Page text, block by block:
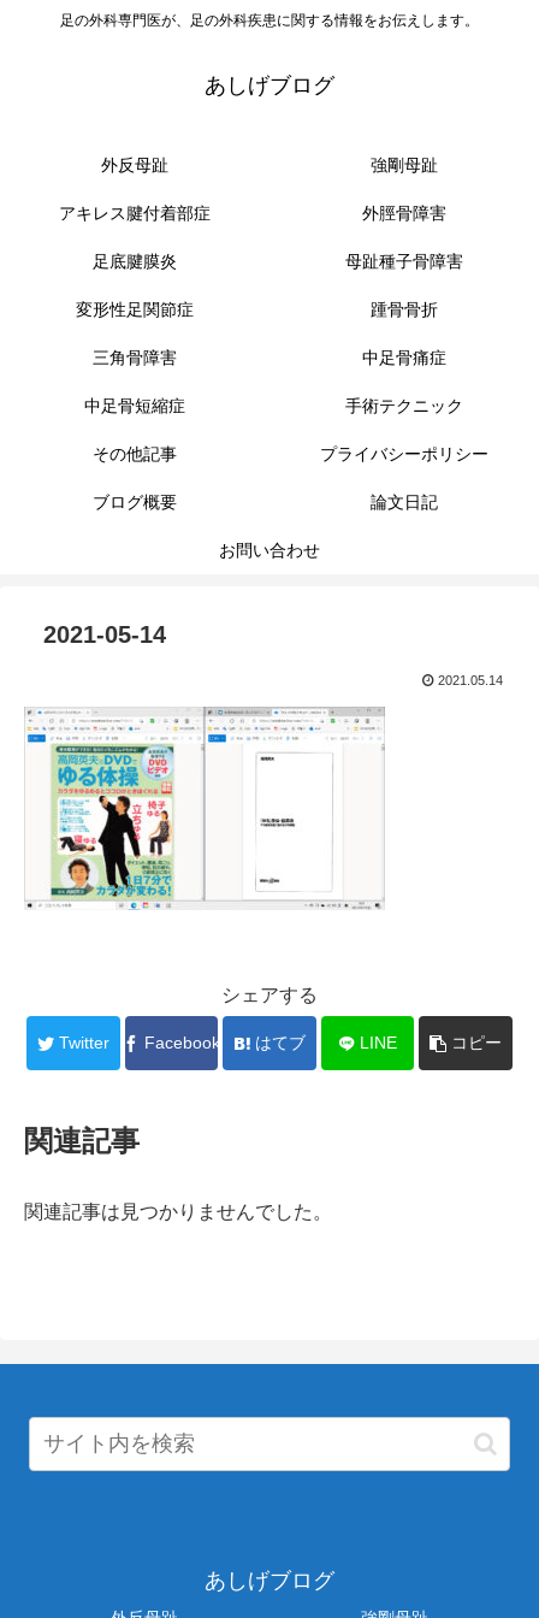
足の外科専門医が、足の外科疾患に関する情報をお伝えします。
あしげブログ
外反母趾 強剛母趾
アキレス腱付着部症 外脛骨障害
足底腱膜炎 母趾種子骨障害
変形性足関節症 踵骨骨折
三角骨障害 中足骨痛症
中足骨短縮症 手術テクニック
その他記事 プライバシーポリシー
ブログ概要 論文日記
お問い合わせ
2021-05-14
2021.05.14
シェアする
Twitter Facebook はてブ LINE コピー
関連記事
関連記事は見つかりませんでした。
あしげブログ